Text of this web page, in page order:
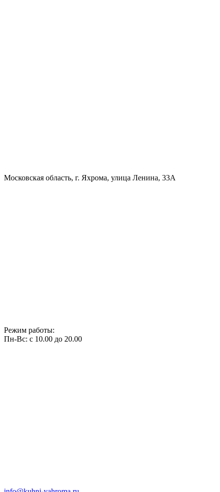
Московская область, г. Яхрома, улица Ленина, 33А
Режим работы:
Пн-Вс: с 10.00 до 20.00